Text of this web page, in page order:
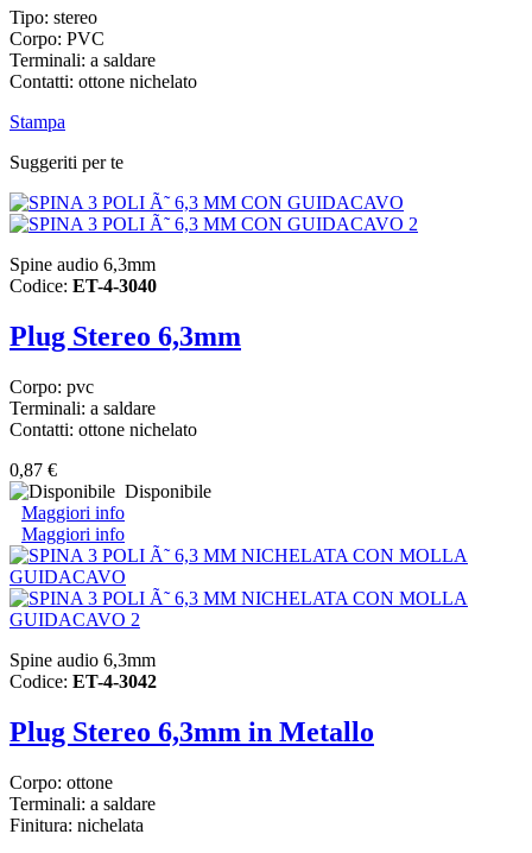
Tipo: stereo
Corpo: PVC
Terminali: a saldare
Contatti: ottone nichelato
Stampa
Suggeriti per te
Spine audio 6,3mm
Codice: ET-4-3040
Plug Stereo 6,3mm
Corpo: pvc
Terminali: a saldare
Contatti: ottone nichelato
0,87 €
Disponibile
Maggiori info
Maggiori info
Spine audio 6,3mm
Codice: ET-4-3042
Plug Stereo 6,3mm in Metallo
Corpo: ottone
Terminali: a saldare
Finitura: nichelata